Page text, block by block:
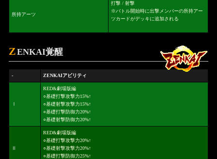
所持アーツ
打撃 / 射撃
※バトル開始時に出撃メンバーの所持アー
ツカードがデッキに追加される
ZENKAI覚醒
- ZENKAIアビリティ
Ⅰ
RED&劇場版編
○基礎打撃攻撃力15%↑
○基礎射撃攻撃力15%↑
○基礎打撃防御力20%↑
○基礎射撃防御力20%↑
Ⅱ
RED&劇場版編
○基礎打撃攻撃力20%↑
○基礎射撃攻撃力20%↑
○基礎打撃防御力25%↑